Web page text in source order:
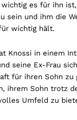
es für ihn
sein und ihm die
wichtig hält.
Knossi in einem
seine Ex-Frau
für ihren Sohn zu
ihrem Sohn trotz
Umfeld zu